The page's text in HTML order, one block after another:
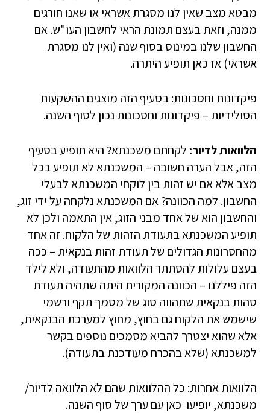
מבטא מצב שאין לנו מסגרת אשראי או שאנו חורגים
ממנה, וזאת בעצם תמונת הראי לחשבון העו"ש. אם
החשבון שלנו במינוס בסוף שנה (ואין לנו מסגרת
אשראי) אז כאן תופיע היתרה.
פיקדונות וחסכונות: בסעיף הזה מוצגים ההשקעות
הסולידיות – פיקדונות וחסכונות נכון לסוף השנה.
הלוואות לדיור: לקחתם משכנתא? היא תופיע בסעיף
הזה, אבל הערה חשובה – המשכנתא לא תופיע בכל
מצב אלא אם יש זהות בין לוקחי המשכנתא לבעלי
החשבון. למה הכוונה? אם המשכנתא נלקחה על ידי זוג,
והחשבון הוא של אחד מבני הזוג, אין התאמה ולכן לא
תופיע המשכנתא בתעודת הזהות של הלקוח. זה אחד
מהחסרונות הגדולים של תעודת זהות בנקאית – ככה
בעצם עלולות להסתתר הלוואות מהתעודה, ולא לילד
הזה פיללנו – הכוונה המקורית היתה שתהיה תעודת
סהות בנקאית שתהווה סוג של מסמך תקף ורשמי
שישמש את הלקוח גם בחוץ, מחוץ למערכת הבנקאית,
אלא שהוא יצטרך להביא מסמכים נוספים בקשר
למשכנתא (שלא בהכרח מעודכנת בתעודה).
הלוואות אחרות: כל ההלוואות שהם לא הלוואה לדיור/
משכנתא, יופיעו כאן עם ערך של סוף השנה.